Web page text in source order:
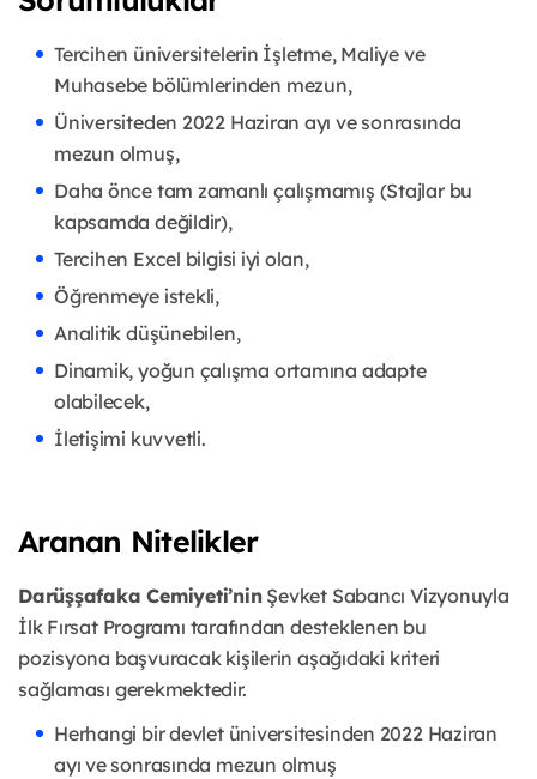
Tercihen üniversitelerin İşletme, Maliye ve
Muhasebe bölümlerinden mezun,
Üniversiteden 2022 Haziran ayı ve sonrasında
mezun olmuş,
Daha önce tam zamanlı çalışmamış (Stajlar bu
kapsamda değildir),
Tercihen Excel bilgisi iyi olan,
Öğrenmeye istekli,
Analitik düşünebilen,
Dinamik, yoğun çalışma ortamına adapte
olabilecek,
İletişimi kuvvetli.
Aranan Nitelikler
Darüşşafaka Cemiyeti’ninŞevket Sabancı Vizyonuyla
İlk Fırsat Programı tarafından desteklenen bu
pozisyona başvuracak kişilerin aşağıdaki kriteri
sağlaması gerekmektedir.
Herhangi bir devlet üniversitesinden 2022 Haziran
ayı ve sonrasında mezun olmuş